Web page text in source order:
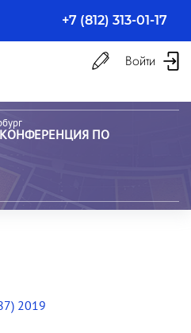
+7 (812) 313-01-17
Войти
ПО
2019